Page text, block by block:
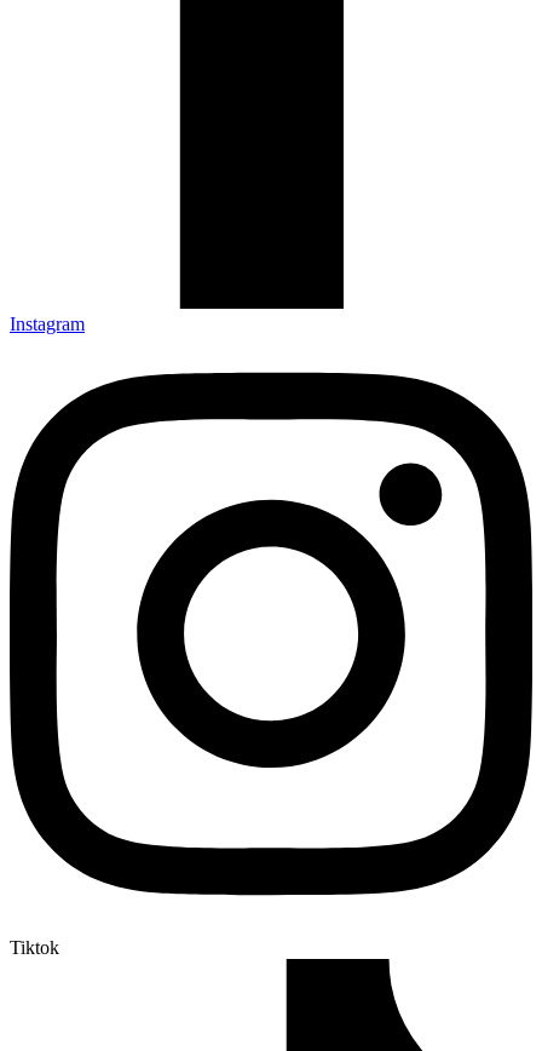
Instagram
Tiktok